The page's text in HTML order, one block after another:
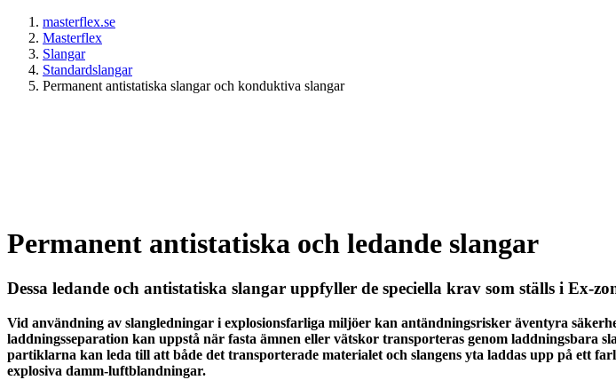
masterflex.se
Masterflex
Slangar
Standardslangar
Permanent antistatiska slangar och konduktiva slangar
Permanent antistatiska och ledande slangar
Dessa ledande och antistatiska slangar uppfyller de speciella krav som ställs i
Vid användning av slangledningar i explosionsfarliga miljöer kan antändningsrisker äventyra
laddningsseparation kan uppstå när fasta ämnen eller vätskor transporteras genom laddningsbara
partiklarna kan leda till att både det transporterade materialet och slangens yta laddas upp på ett
explosiva damm-luftblandningar.